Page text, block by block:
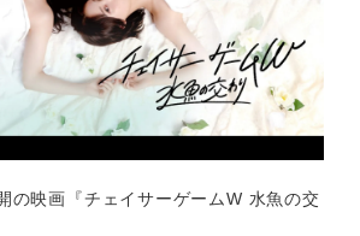
の映画『チェイサーゲームW 水魚の交